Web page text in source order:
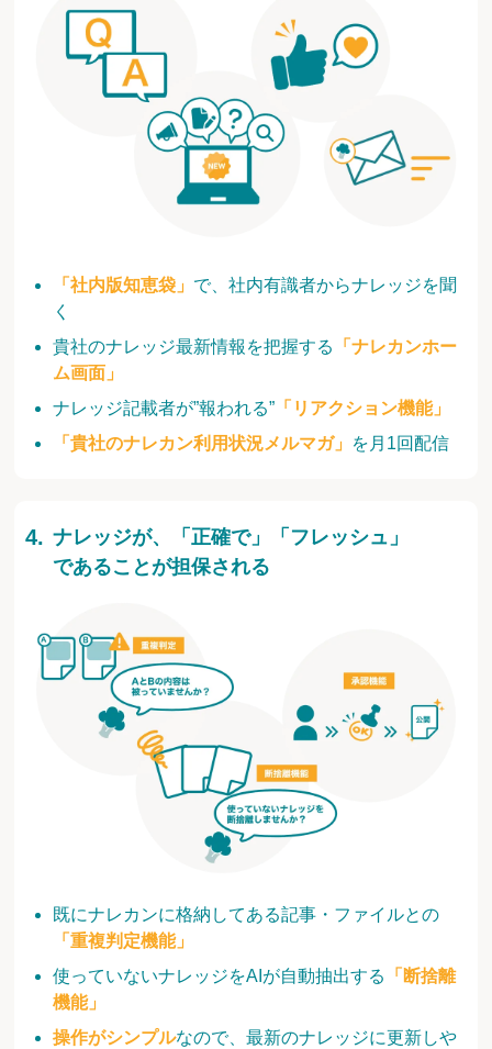
「社内版知恵袋」 で、社内有識者からナレッジを聞
く
貴社のナレッジ最新情報を把握する
「ナレカンホー
ム画面」
ナレッジ記載者が”報われる” 「リアクション機能」
「貴社のナレカン利用状況メルマガ」 を月1回配信
既にナレカンに格納してある記事・ファイルとの
「重複判定機能」
使っていないナレッジをAIが自動抽出する
「断捨離
機能」
操作がシンプルなので、最新のナレッジに更新しや
ナレッジが、「正確で」「フレッシュ」
であることが担保される